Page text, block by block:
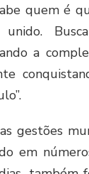
quem é
a
gestões
em